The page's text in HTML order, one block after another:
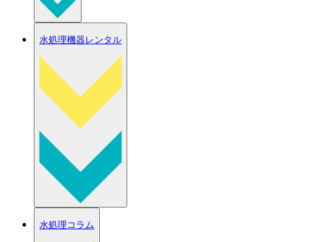
水処理機器レンタル
水処理コラム